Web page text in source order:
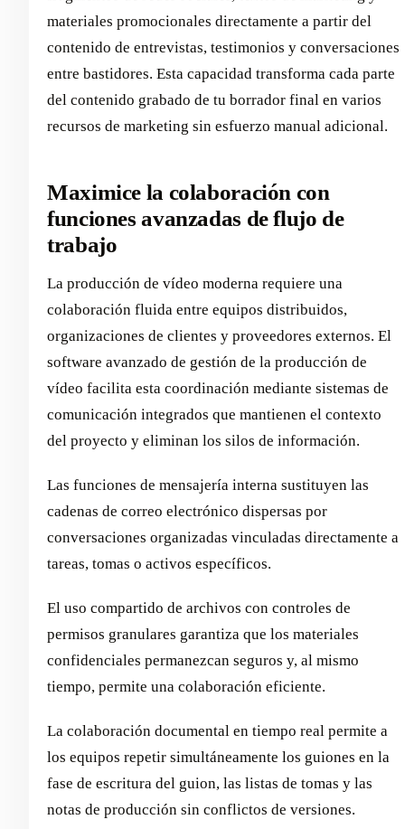
materiales promocionales directamente a partir del
contenido de entrevistas, testimonios y conversaciones
entre bastidores. Esta capacidad transforma cada parte
del contenido grabado de tu borrador final en varios
recursos de marketing sin esfuerzo manual adicional.
Maximice la colaboración con
funciones avanzadas de flujo de
trabajo
La producción de vídeo moderna requiere una
colaboración fluida entre equipos distribuidos,
organizaciones de clientes y proveedores externos. El
software avanzado de gestión de la producción de
vídeo facilita esta coordinación mediante sistemas de
comunicación integrados que mantienen el contexto
del proyecto y eliminan los silos de información.
Las funciones de mensajería interna sustituyen las
cadenas de correo electrónico dispersas por
conversaciones organizadas vinculadas directamente a
tareas, tomas o activos específicos.
El uso compartido de archivos con controles de
permisos granulares garantiza que los materiales
confidenciales permanezcan seguros y, al mismo
tiempo, permite una colaboración eficiente.
La colaboración documental en tiempo real permite a
los equipos repetir simultáneamente los guiones en la
fase de escritura del guion, las listas de tomas y las
notas de producción sin conflictos de versiones.